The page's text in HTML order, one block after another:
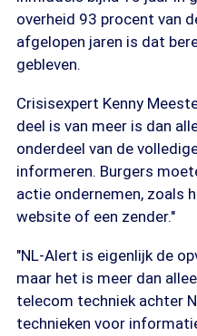
overheid 93 procent van
afgelopen jaren is dat
gebleven.
Crisisexpert Kenny
deel is van meer is dan
onderdeel van de
informeren. Burgers
actie ondernemen, zoals
website of een zender."
"NL-Alert is eigenlijk de
maar het is meer dan
telecom techniek achter
technieken voor